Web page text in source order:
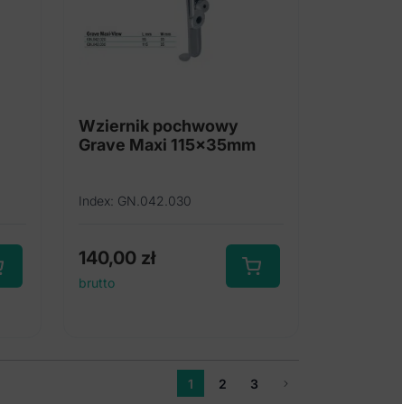
Wziernik pochwowy
Grave Maxi 115x35mm
Index: GN.042.030
140,00 zł
brutto
1 2 3